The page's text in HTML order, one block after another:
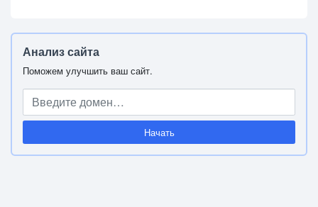
Анализ сайта
Поможем улучшить ваш сайт.
Начать